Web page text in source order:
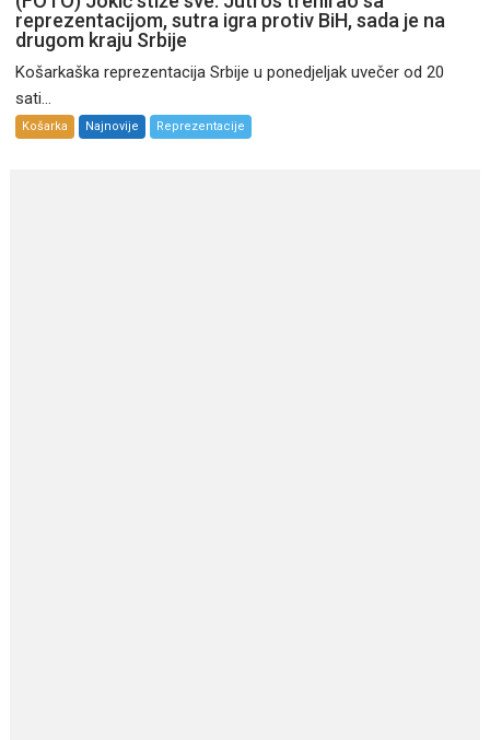
reprezentacijom, sutra igra protiv BiH, sada je na
drugom kraju Srbije
Košarkaška reprezentacija Srbije u ponedjeljak uvečer od 20
sati...
Košarka Najnovije Reprezentacije